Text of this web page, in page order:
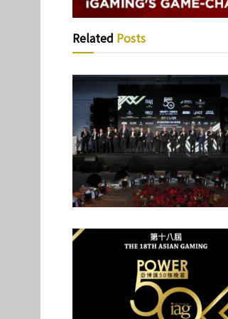
Related Posts